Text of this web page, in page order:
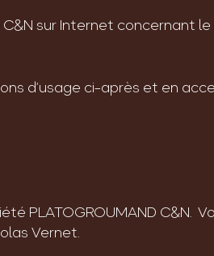
sur Internet concernant
d’usage ci-après et en
PLATOGROUMAND C&N.
Vernet.